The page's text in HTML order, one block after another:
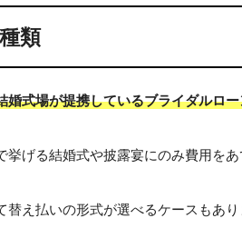
類
婚式場が提携しているブライダルロ
げる結婚式や披露宴にのみ費用をあ
え払いの形式が選べるケースもあ